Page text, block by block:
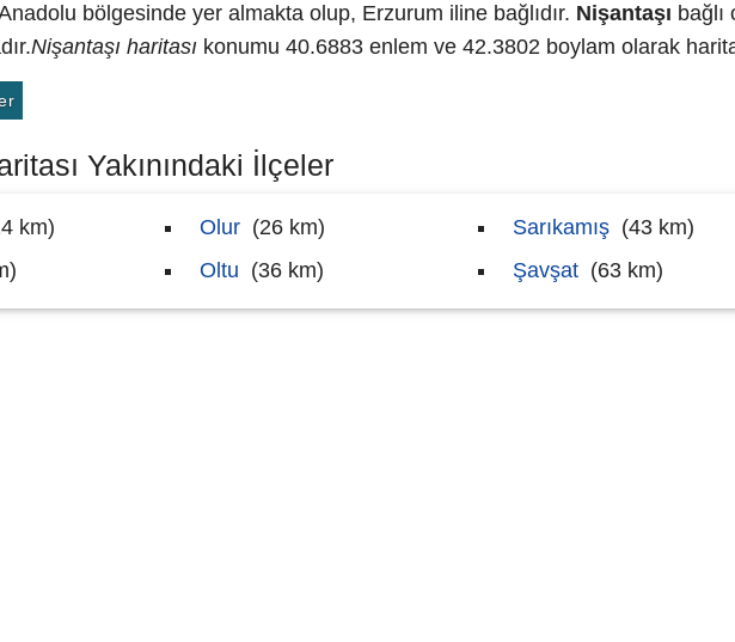
bölgesinde yer almakta olup, Erzurum iline bağlıdır. Nişantaşı
Nişantaşı haritası konumu 40.6883 enlem ve 42.3802 boylam olarak
Yakınındaki İlçeler
km)
Olur (26 km)
Oltu (36 km)
Sarıkamış (43 km)
Şavşat (63 km)